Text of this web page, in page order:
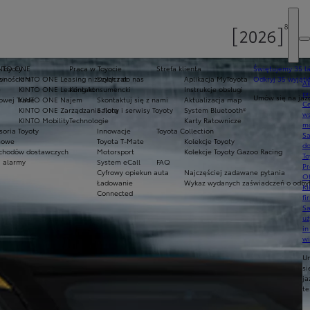
Świętujemy 35
Odkryj 35
Umów się na
Praca w Toyocie
Dołącz do nas
Kontakt
Skontaktuj się z nami
Salony i serwisy Toyoty
Technologie
Innowacje
Toyota T-Mate
Motorsport
System eCall
Cyfrowy opiekun auta
Ładowanie
Connected
ONE
KINTO ONE Leasing niższych rat
KINTO ONE Leasing konsumencki
KINTO ONE Najem
KINTO ONE Zarządzanie flotą
KINTO Mobility
Trade
Toyoty
dostawczych
alarmy
Strefa klienta
Aplikacja MyToyota
Instrukcje obsługi
Aktualizacja map
System Bluetooth®
Karty Ratownicze
Toyota Collection
Kolekcje Toyoty
Kolekcje Toyoty Gazoo Racing
FAQ
Najczęściej zadawane pytania
Wykaz wydanych zaświadczeń o